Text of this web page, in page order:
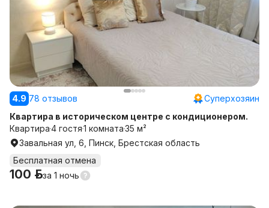
4.9 78 отзывов
Суперхозяин
Квартира в историческом центре с кондиционером.
Квартира4 гостя1 комната35 м²
Завальная ул, 6, Пинск, Брестская область
Бесплатная отмена
100 р.за 1 ночь